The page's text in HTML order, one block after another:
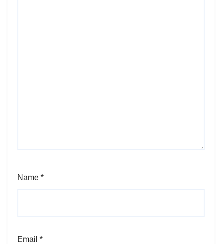
Name *
Email *